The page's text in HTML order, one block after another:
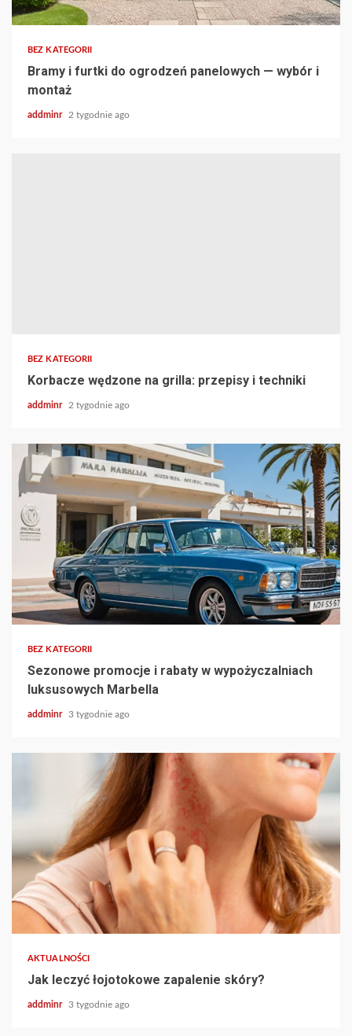
BEZ KATEGORII
Bramy i furtki do ogrodzeń panelowych — wybór i
montaż
addminr 2 tygodnie ago
BEZ KATEGORII
Korbacze wędzone na grilla: przepisy i techniki
addminr 2 tygodnie ago
BEZ KATEGORII
Sezonowe promocje i rabaty w wypożyczalniach
luksusowych Marbella
addminr 3 tygodnie ago
AKTUALNOŚCI
Jak leczyć łojotokowe zapalenie skóry?
addminr 3 tygodnie ago